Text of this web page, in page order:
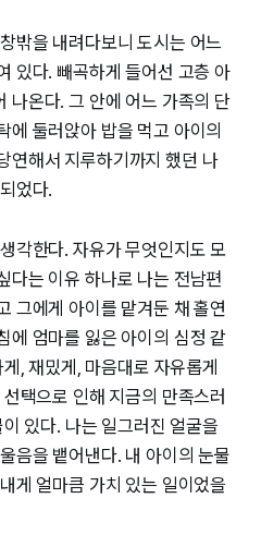
밖을 내려다보니 도시는 어느
있다. 빼곡하게 들어선 고층 아
나온다. 그 안에 어느 가족의 단
에 둘러앉아 밥을 먹고 아이의
연해서 지루하기까지 했던 나
었다.
각한다. 자유가 무엇인지도 모
다는 이유 하나로 나는 전남편
그에게 아이를 맡겨둔 채 홀연
에 엄마를 잃은 아이의 심정 같
, 재밌게, 마음대로 자유롭게
택으로 인해 지금의 만족스러
있다. 나는 일그러진 얼굴을
음을 뱉어낸다. 내 아이의 눈물
게 얼마큼 가치 있는 일이었을